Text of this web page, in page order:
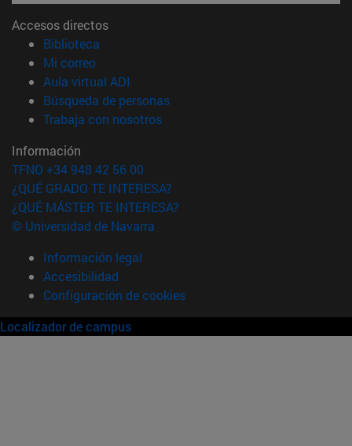
Accesos directos
Biblioteca
Mi correo(abre en nueva ventana)
Aula virtual ADI
Búsqueda de personas(abre en nueva ventana)
Trabaja con nosotros(abre en nueva ventana)
Información
TFNO +34 948 42 56 00
¿QUÉ GRADO TE INTERESA?
¿QUÉ MÁSTER TE INTERESA?
© Universidad de Navarra
Información legal
Accesibilidad
Configuración de cookies
Localizador de campus